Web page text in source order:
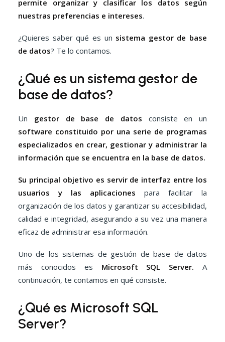
permite organizar y clasificar los datos según
nuestras preferencias e intereses.
¿Quieres saber qué es un sistema gestor de base
de datos? Te lo contamos.
¿Qué es un sistema gestor de
base de datos?
Un gestor de base de datos consiste en un
software constituido por una serie de programas
especializados en crear, gestionar y administrar la
información que se encuentra en la base de datos.
Su principal objetivo es servir de interfaz entre los
usuarios y las aplicaciones para facilitar la
organización de los datos y garantizar su accesibilidad,
calidad e integridad, asegurando a su vez una manera
eficaz de administrar esa información.
Uno de los sistemas de gestión de base de datos
más conocidos es Microsoft SQL Server. A
continuación, te contamos en qué consiste.
¿Qué es Microsoft SQL
Server?